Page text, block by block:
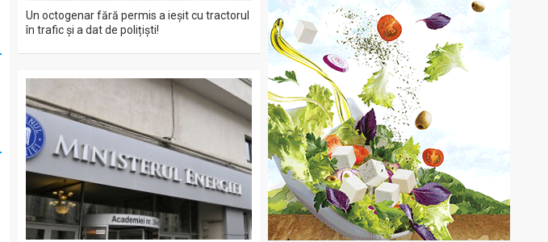
Un octogenar fără permis a ieșit cu tractorul
în trafic și a dat de polițiști!